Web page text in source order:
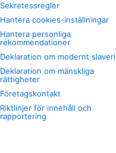
Sekretessregler
Hantera cookies-inställningar
Hantera personliga
rekommendationer
Deklaration om modernt slaveri
Deklaration om mänskliga
rättigheter
Företagskontakt
Riktlinjer för innehåll och
rapportering